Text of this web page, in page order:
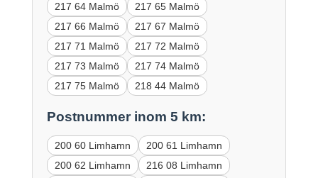
217 64 Malmö
217 65 Malmö
217 66 Malmö
217 67 Malmö
217 71 Malmö
217 72 Malmö
217 73 Malmö
217 74 Malmö
217 75 Malmö
218 44 Malmö
Postnummer inom 5 km:
200 60 Limhamn
200 61 Limhamn
200 62 Limhamn
216 08 Limhamn